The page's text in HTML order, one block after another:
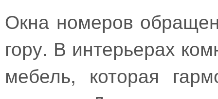
Окна номеров
гору. В интерьерах
мебель, которая